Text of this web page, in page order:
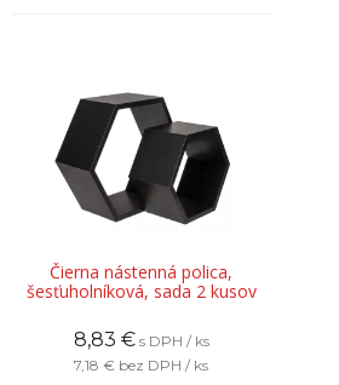
Čierna nástenná polica,
šesťuholníková, sada 2 kusov
8,83 € s DPH / ks
7,18 € bez DPH / ks